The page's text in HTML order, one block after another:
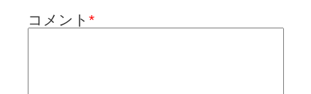
コメント *